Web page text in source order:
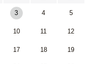
3 4 5
10 11 12
17 18 19